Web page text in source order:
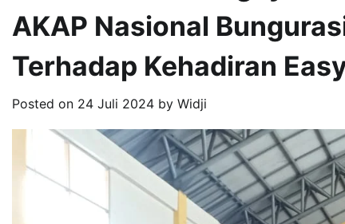
AKAP Nasional
Terhadap Kehadiran
Posted on 24 Juli 2024 by Widji